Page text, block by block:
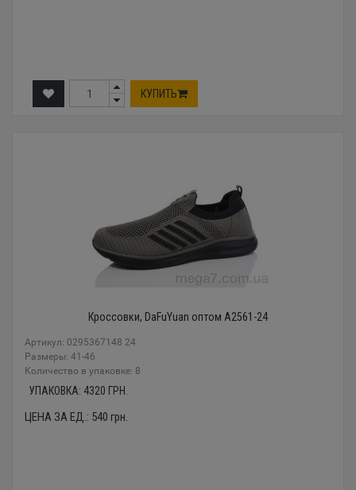
КУПИТЬ
Кроссовки, DaFuYuan оптом A2561-24
Артикул: 0295367148 24
Размеры: 41-46
Количество в упаковке: 8
УПАКОВКА: 4320 ГРН.
ЦЕНА ЗА ЕД.: 540 грн.